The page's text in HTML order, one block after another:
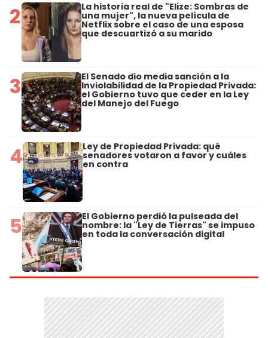
2 La historia real de "Elize: Sombras de
una mujer", la nueva película de
Netflix sobre el caso de una esposa
que descuartizó a su marido
3 El Senado dio media sanción a la
Inviolabilidad de la Propiedad Privada:
el Gobierno tuvo que ceder en la Ley
del Manejo del Fuego
4 Ley de Propiedad Privada: qué
senadores votaron a favor y cuáles
en contra
5 El Gobierno perdió la pulseada del
nombre: la "Ley de Tierras" se impuso
en toda la conversación digital